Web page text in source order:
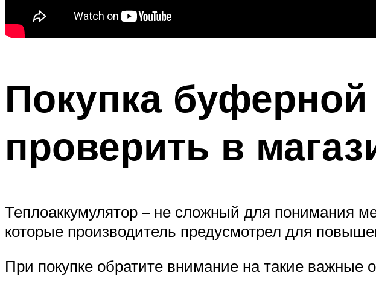
Покупка буферной
проверить в
Теплоаккумулятор – не сложный для понимания
которые производитель предусмотрел для
При покупке обратите внимание на такие важные